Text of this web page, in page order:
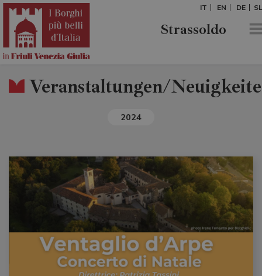
IT EN DE SL
Strassoldo
Veranstaltungen/
2024